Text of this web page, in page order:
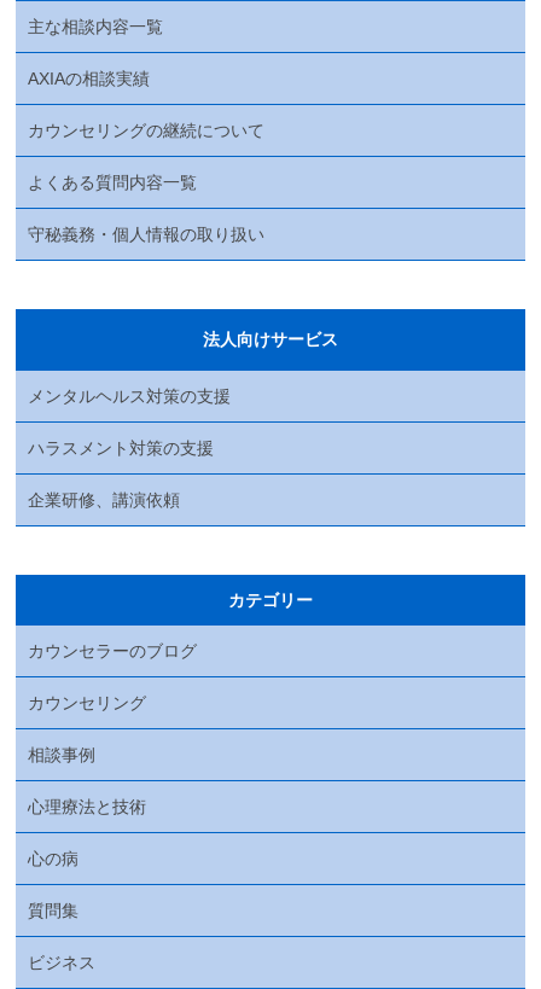
主な相談内容一覧
AXIAの相談実績
カウンセリングの継続について
よくある質問内容一覧
守秘義務・個人情報の取り扱い
法人向けサービス
メンタルヘルス対策の支援
ハラスメント対策の支援
企業研修、講演依頼
カテゴリー
カウンセラーのブログ
カウンセリング
相談事例
心理療法と技術
心の病
質問集
ビジネス